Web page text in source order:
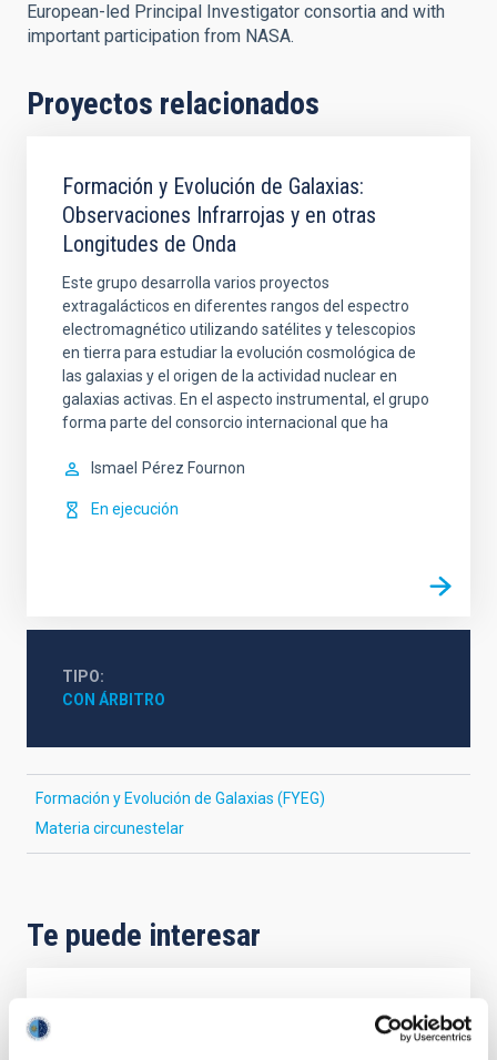
European-led Principal Investigator consortia and with
important participation from NASA.
Proyectos relacionados
Formación y Evolución de Galaxias:
Observaciones Infrarrojas y en otras
Longitudes de Onda
Este grupo desarrolla varios proyectos
extragalácticos en diferentes rangos del espectro
electromagnético utilizando satélites y telescopios
en tierra para estudiar la evolución cosmológica de
las galaxias y el origen de la actividad nuclear en
galaxias activas. En el aspecto instrumental, el grupo
forma parte del consorcio internacional que ha
Ismael Pérez Fournon
En ejecución
TIPO
CON ÁRBITRO
Formación y Evolución de Galaxias (FYEG)
Materia circunestelar
Te puede interesar
The impact of star formation histories on